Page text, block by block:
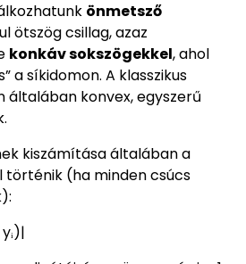
önmetsző
ötszög csillag, azaz
konkáv sokszögekkel, ahol
a síkidomon. A klasszikus
általában konvex, egyszerű
kiszámítása általában a
(ha minden csúcs
yᵢ)|